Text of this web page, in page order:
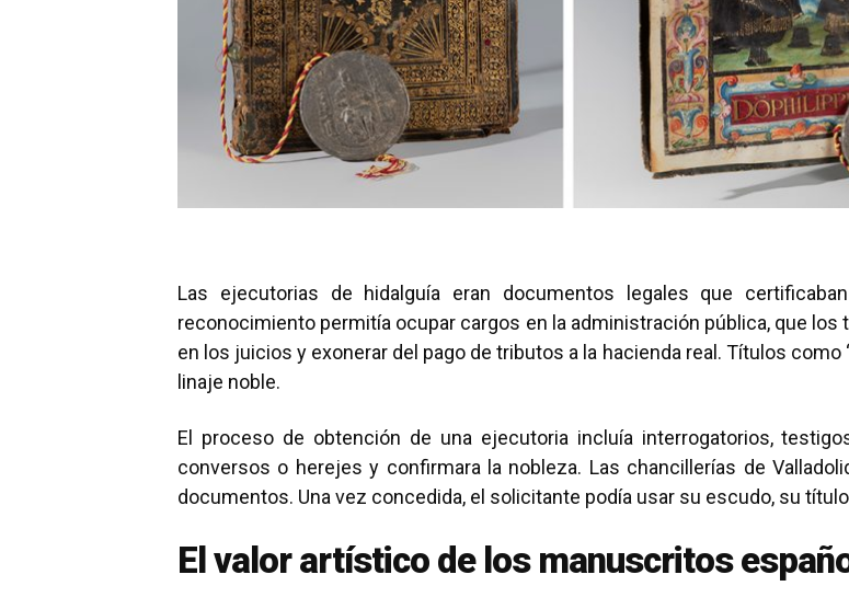
Las ejecutorias de hidalguía eran documentos legales que
reconocimiento permitía ocupar cargos en la administración pública, que
en los juicios y exonerar del pago de tributos a la hacienda real. Títulos
linaje noble.
El proceso de obtención de una ejecutoria incluía interrogatorios,
conversos o herejes y confirmara la nobleza. Las chancillerías de
documentos. Una vez concedida, el solicitante podía usar su escudo, su
El valor artístico de los manuscritos